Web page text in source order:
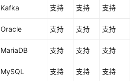
Kafka 支持 支持 支持
Oracle 支持 支持 支持
MariaDB 支持 支持 支持
MySQL 支持 支持 支持